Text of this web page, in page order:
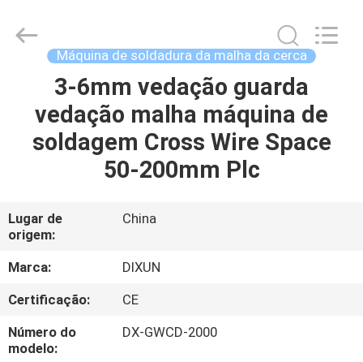
CASA
PRODUTOS
DE
VR
SOBRE
NÓS
Mesh
Products
Máquina de soldadura da malha da cerca
3-6mm vedação guarda
vedação malha máquina de
soldagem Cross Wire Space
50-200mm Plc
Lugar de
origem:
China
Marca:
DIXUN
Certificação:
CE
Número do
modelo:
DX-GWCD-2000